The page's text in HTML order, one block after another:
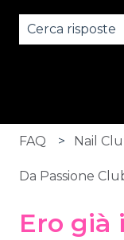
FAQ Nail
Da Passione
Ero già